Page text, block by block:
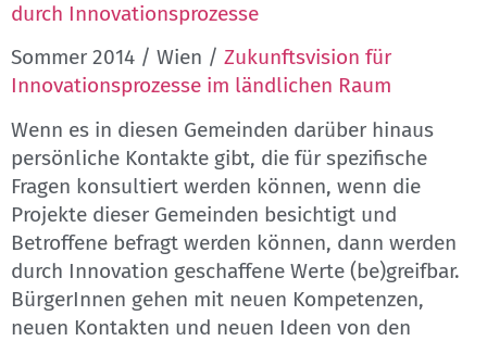
durch Innovationsprozesse
Sommer 2014 / Wien / Zukunftsvision für
Innovationsprozesse im ländlichen Raum
Wenn es in diesen Gemeinden darüber hinaus
persönliche Kontakte gibt, die für spezifische
Fragen konsultiert werden können, wenn die
Projekte dieser Gemeinden besichtigt und
Betroffene befragt werden können, dann werden
durch Innovation geschaffene Werte (be)greifbar.
BürgerInnen gehen mit neuen Kompetenzen,
neuen Kontakten und neuen Ideen von den